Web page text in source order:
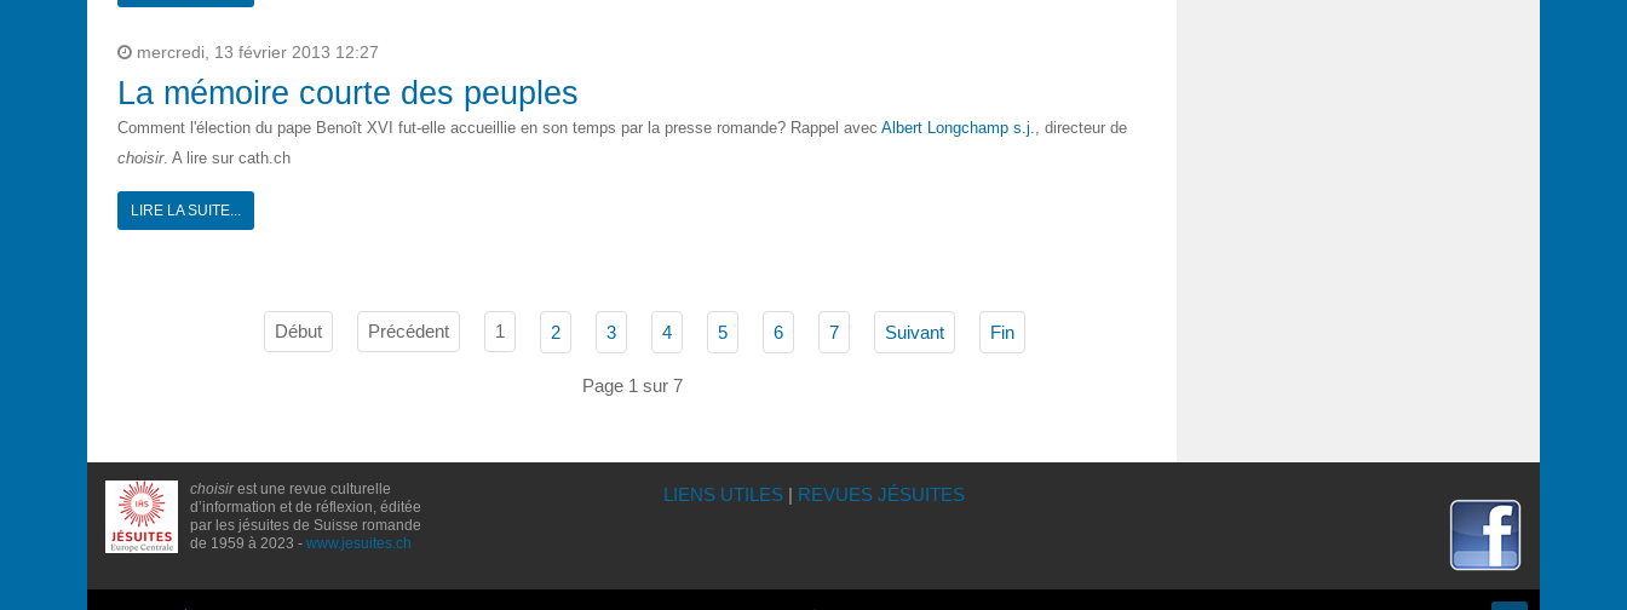
mercredi, 13 février 2013 12:27
La mémoire courte des peuples
Comment l'élection du pape Benoît XVI fut-elle accueillie en son temps par la presse romande? Rappel avec Albert Longchamp s.j.
, directeur de
choisir. A lire sur cath.ch
LIRE LA SUITE...
Début Précédent 1 2 3 4 5 6 7 Suivant Fin
Page 1 sur 7
choisirest une revue culturelle
d’information et de réflexion, éditée
par les jésuites de Suisse romande
de 1959 à 2023 - www.jesuites.ch
LIENS UTILES| REVUES JÉSUITES